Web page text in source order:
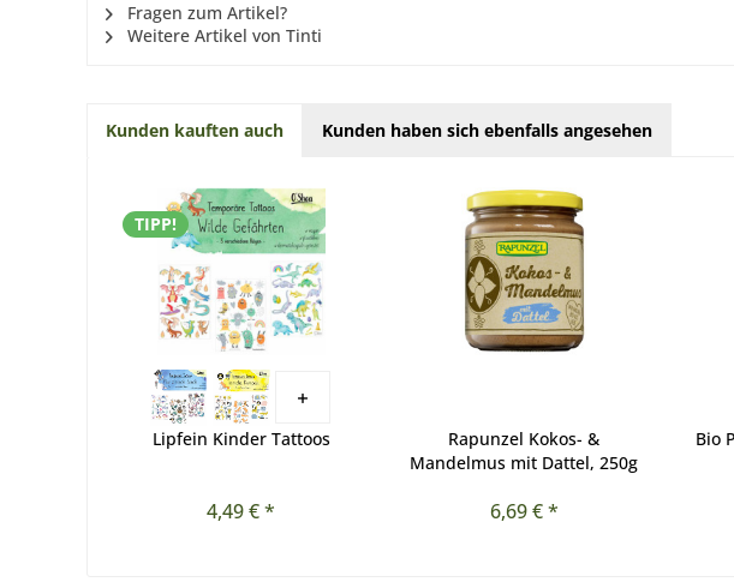
Fragen zum Artikel?
Weitere Artikel von Tinti
Kunden kauften auch Kunden haben sich ebenfalls angesehen
TIPP!
Lipfein Kinder Tattoos
4,49 € *
Rapunzel Kokos- &
Mandelmus mit Dattel, 250g
6,69 € *
Bio